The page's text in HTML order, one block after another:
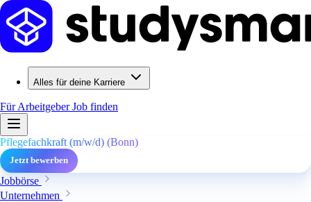
Alles für deine Karriere
Für ArbeitgeberJob finden
Pflegefachkraft (m/w/d) (Bonn)
Jetzt bewerben
Jobbörse
Unternehmen